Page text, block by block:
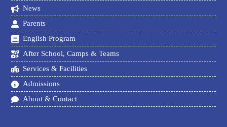
News
Parents
English Program
After School, Camps & Teams
Services & Facilities
Admissions
About & Contact